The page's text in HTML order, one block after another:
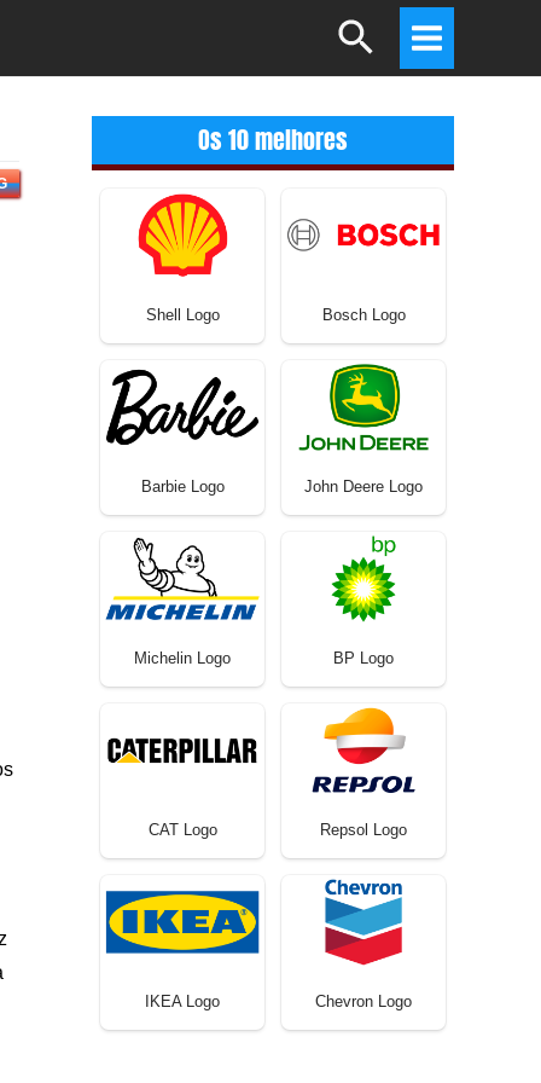
Search
Main
Menu
Os 10 melhores
Shell Logo Bosch Logo
Barbie Logo John Deere Logo
Michelin Logo BP Logo
CAT Logo Repsol Logo
IKEA Logo Chevron Logo